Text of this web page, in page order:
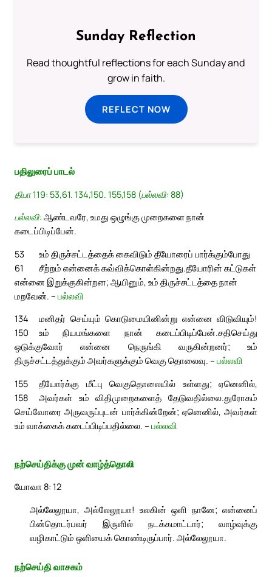
Sunday Reflection
Read thoughtful reflections for each Sunday and
grow in faith.
REFLECT NOW
பதிலுரைப் பாடல்
திபா 119: 53,61. 134,150. 155,158 (பல்லவி: 88)
பல்லவி: ஆண்டவரே, உமது ஒழுங்கு முறைகளை நான்
கடைப்பிடிப்பேன்.
53
உம் திருச்சட்டத்தைக் கைவிடும் தீயோரைப் பார்க்கும்போது
சீற்றம் என்னைக் கவ்விக்கொள்கின்றது.
61
தீயோரின் கட்டுகள்
என்னை இறுக்குகின்றன; ஆயினும், உம் திருச்சட்டத்தை நான்
மறவேன். – பல்லவி
134
மனிதர் செய்யும் கொடுமையினின்று என்னை விடுவியும்!
உம் நியமங்களை நான் கடைப்பிடிப்பேன்.
150
சதிசெய்து
ஒடுக்குவோர் என்னை நெருங்கி வருகின்றனர்; உம்
திருச்சட்டத்துக்கும் அவர்களுக்கும் வெகு தொலைவு. – பல்லவி
155
தீயோர்க்கு மீட்பு வெகுதொலையில் உள்ளது; ஏனெனில்,
அவர்கள் உம் விதிமுறைகளைத் தேடுவதில்லை.
158
துரோகம்
செய்வோரை அருவருப்புடன் பார்க்கின்றேன்; ஏனெனில், அவர்கள்
உம் வாக்கைக் கடைப்பிடிப்பதில்லை. – பல்லவி
நற்செய்திக்கு முன் வாழ்த்தொலி
யோவா 8: 12
அல்லேலூயா, அல்லேலூயா! உலகின் ஒளி நானே; என்னைப்
பின்தொடர்பவர் இருளில் நடக்கமாட்டார்; வாழ்வுக்கு
வழிகாட்டும் ஒளியைக் கொண்டிருப்பார். அல்லேலூயா.
நற்செய்தி வாசகம்